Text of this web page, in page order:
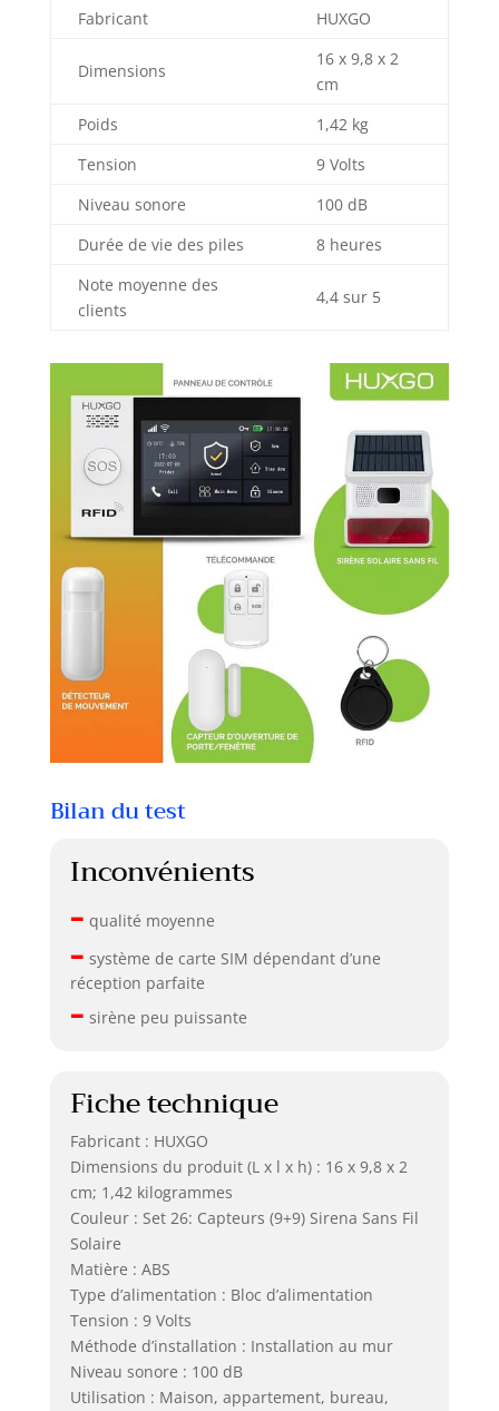
porte-clés RFiD,
adaptateur
accessoires de
montage. Le kit est
détecteurs..
Fabricant HUXGO
Dimensions
16 x 9,8 x 2
cm
Poids
1,42 kg
Tension
9 Volts
Niveau sonore
100 dB
Durée de vie des piles
8 heures
Note moyenne des
clients
4,4 sur 5
Bilan du test
Inconvénients
– qualité moyenne
– système de carte SIM dépendant d’une
réception parfaite
– sirène peu puissante
Fiche technique
Fabricant : HUXGO
Dimensions du produit (L x l x h) : 16 x 9,8 x 2
cm; 1,42 kilogrammes
Couleur : Set 26: Capteurs (9+9) Sirena Sans Fil
Solaire
Matière : ABS
Type d’alimentation : Bloc d’alimentation
Tension : 9 Volts
Méthode d’installation : Installation au mur
Niveau sonore : 100 dB
Utilisation : Maison, appartement, bureau,